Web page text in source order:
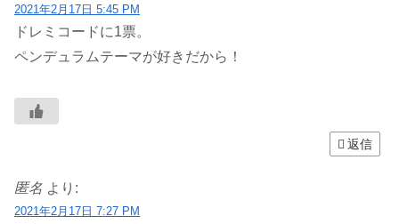
2021年2月17日 5:45 PM
ドレミコードに1票。
ペンデュラムテーマが好きだから！
返信
匿名 より:
2021年2月17日 7:27 PM